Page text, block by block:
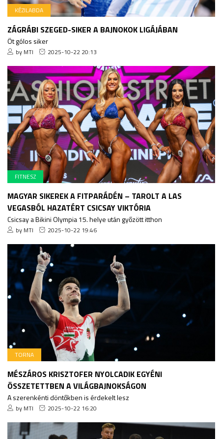
KÉZILABDA
ZÁGRÁBI SZEGED-SIKER A BAJNOKOK LIGÁJÁBAN
Öt gólos siker
by MTI 2025-10-22 20:13
FITNESZ
MAGYAR SIKEREK A FITPARÁDÉN – TAROLT A LAS
VEGASBÓL HAZATÉRT CSICSAY VIKTÓRIA
Csicsay a Bikini Olympia 15. helye után győzött itthon
by MTI 2025-10-22 19:46
TORNA
MÉSZÁROS KRISZTOFER NYOLCADIK EGYÉNI
ÖSSZETETTBEN A VILÁGBAJNOKSÁGON
A szerenkénti döntőkben is érdekelt lesz
by MTI 2025-10-22 16:20